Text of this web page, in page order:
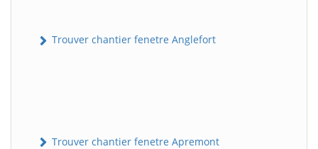
Trouver chantier fenetre Anglefort
Trouver chantier fenetre Apremont